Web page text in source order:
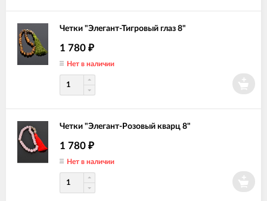
Четки "Элегант-Тигровый глаз 8"
1 780 ₽
Нет в наличии
Четки "Элегант-Розовый кварц 8"
1 780 ₽
Нет в наличии